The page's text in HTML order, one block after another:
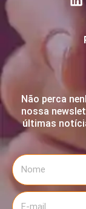
Não perca
nossa
últimas